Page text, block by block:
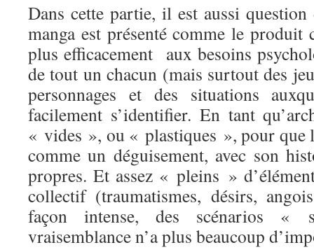
Dans cette partie, il est aussi
manga est présenté comme le
plus efficacement aux besoins
de tout un chacun (mais surtout des
personnages et des situations
facilement s’identifier. En tant
« vides », ou « plastiques », pour que
comme un déguisement, avec son
propres. Et assez « pleins »
collectif (traumatismes, désirs,
façon intense, des scénarios «
vraisemblance n’a plus beaucoup